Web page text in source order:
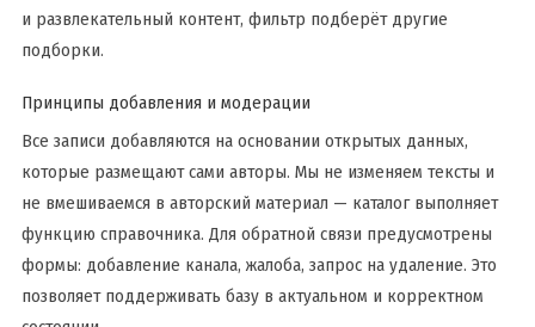
и развлекательный контент, фильтр подберёт другие
подборки.
Принципы добавления и модерации
Все записи добавляются на основании открытых данных,
которые размещают сами авторы. Мы не изменяем тексты и
не вмешиваемся в авторский материал — каталог выполняет
функцию справочника. Для обратной связи предусмотрены
формы: добавление канала, жалоба, запрос на удаление. Это
позволяет поддерживать базу в актуальном и корректном